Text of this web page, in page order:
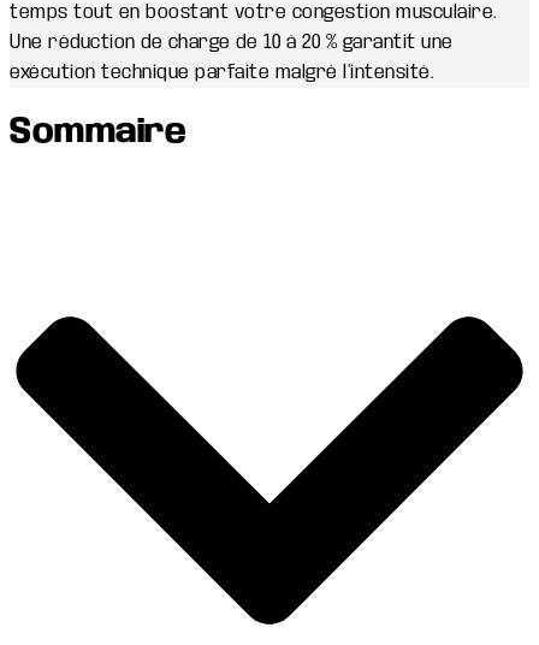
temps tout en boostant votre congestion musculaire.
Une réduction de charge de 10 à 20 % garantit une
exécution technique parfaite malgré l’intensité.
Sommaire